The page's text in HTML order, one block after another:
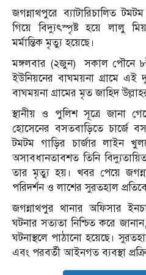
জগন্নাথপুরে ব্যাটারিচালিত
গিয়ে বিদ্যুৎস্পৃষ্ট হয়ে লালু
মর্মান্তিক মৃত্যু হয়েছে।
মঙ্গলবার (২জুন)
সকাল পৌনে
ইউনিয়নের বাঘময়না গ্রামে এই
বাঘময়না গ্রামের মৃত জাহিদ
স্থানীয় ও পুলিশ সূত্রে জানা
হোসেনের বসতবাড়িতে চার্জে
টমটম গাড়ির চার্জার লাইন
অসাবধানতাবশত তিনি
তার মৃত্যু হয়। খবর পেয়ে
পরিদর্শন ও লাশের সুরতহাল
জগন্নাথপুর থানার অফিসার
ঘটনার সত্যতা নিশ্চিত করে
ঘটনাস্থলে পাঠানো হয়েছে।
এবং পরবর্তী আইনগত ব্যবস্থা